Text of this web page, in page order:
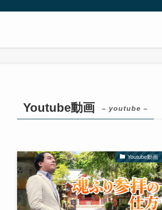
Youtube動画 – youtube –
Youtube動画